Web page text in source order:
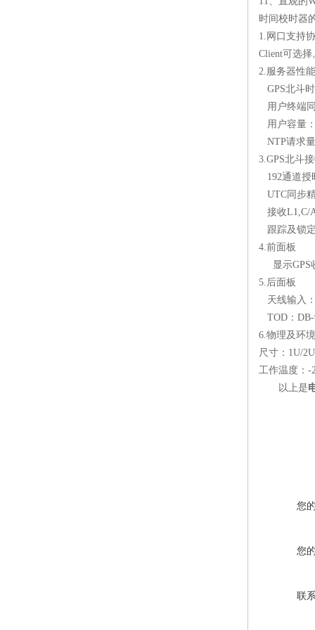
时间校时器
1. 网口支持
Client可选择
2.服务器性能
GPS北斗
用户终端
用户容量
NTP请求
3.GPS北斗
192通道授
UTC 同步
接收L1,C/
跟踪及锁
4.前面板
显示GPS
5.后面板
天线输入
TOD ：
6.物理及环
尺寸： 1U/2U
工作温度： -
以上是
您
您
联